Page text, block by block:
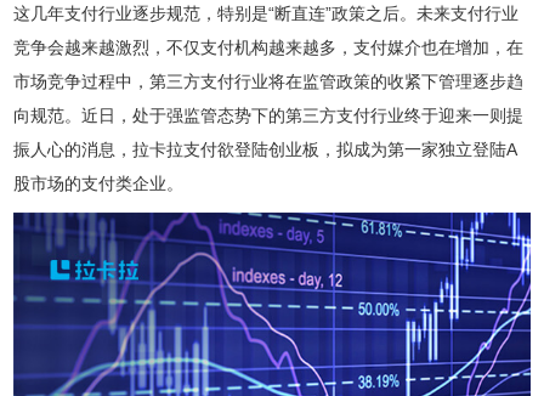
这几年支付行业逐步规范，特别是“断直连”政策之后。未来支付行业
竞争会越来越激烈，不仅支付机构越来越多，支付媒介也在增加，在
市场竞争过程中，第三方支付行业将在监管政策的收紧下管理逐步趋
向规范。近日，处于强监管态势下的第三方支付行业终于迎来一则提
振人心的消息，拉卡拉支付欲登陆创业板，拟成为第一家独立登陆A
股市场的支付类企业。